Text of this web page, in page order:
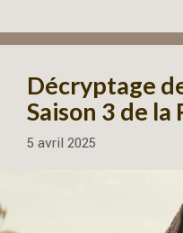
Décryptage
Saison 3 de la
5 avril 2025